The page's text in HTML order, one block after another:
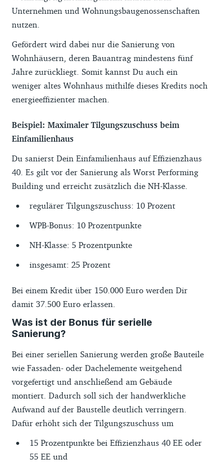
Alternativ gilt ein Gebäude mit Baujahr 1957
oder früher als WPB, wenn mindestens 75
Prozent der Außenwand energetisch
unsaniert sind. Als saniert zählt eine nach
1983 aufgebrachte Wärmedämmung; neuer
Putz oder Wärmedämmputz allein reichen
nicht aus.
Unternehmen und Wohnungsbaugenossenschaften
nutzen.
Gefördert wird dabei nur die Sanierung von
Wohnhäusern, deren Bauantrag mindestens fünf
Jahre zurückliegt. Somit kannst Du auch ein
weniger altes Wohnhaus mithilfe dieses Kredits noch
energieeffizienter machen.
Beispiel: Maximaler Tilgungszuschuss beim
Einfamilienhaus
Du sanierst Dein Einfamilienhaus auf Effizienzhaus
40. Es gilt vor der Sanierung als Worst Performing
Building und erreicht zusätzlich die NH-Klasse.
regulärer Tilgungszuschuss: 10 Prozent
WPB-Bonus: 10 Prozentpunkte
NH-Klasse: 5 Prozentpunkte
insgesamt: 25 Prozent
Bei einem Kredit über 150.000 Euro werden Dir
damit 37.500 Euro erlassen.
Was ist der Bonus für serielle
Sanierung?
Bei einer seriellen Sanierung werden große Bauteile
wie Fassaden- oder Dachelemente weitgehend
vorgefertigt und anschließend am Gebäude
montiert. Dadurch soll sich der handwerkliche
Aufwand auf der Baustelle deutlich verringern.
Dafür erhöht sich der Tilgungszuschuss um
15 Prozentpunkte bei Effizienzhaus 40 EE oder
55 EE und